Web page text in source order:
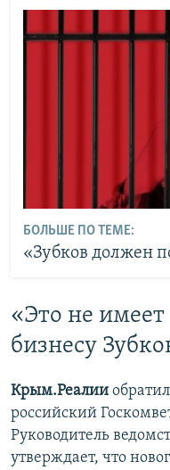
БОЛЬШЕ ПО ТЕМЕ:
«Зубков должен
«Это не
бизнесу
Крым.Реалии
российский
Руководитель
утверждает, что